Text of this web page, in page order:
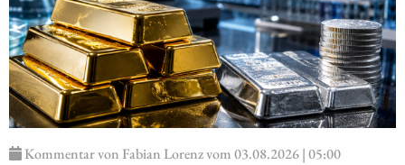
Kommentar von Fabian Lorenz vom 03.08.2026 | 05:00